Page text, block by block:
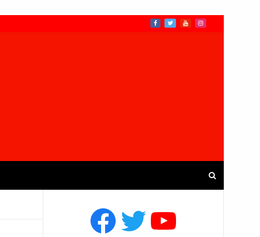
Facebook
TwitterYouTube